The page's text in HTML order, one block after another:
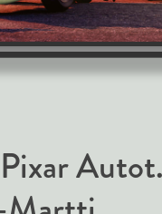
Autot.